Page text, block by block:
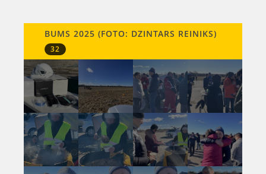
BUMS 2025 (FOTO: DZINTARS REINIKS)
32